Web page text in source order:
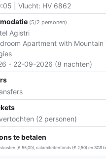
| Vlucht: HV 6862
(5/2 personen)
Agistri
Apartment with Mountain
- 22-09-2026 (8 nachten)
(2 personen)
te betalen
(€ 55,00), calamiteitenfonds (€ 2,50) en SGR